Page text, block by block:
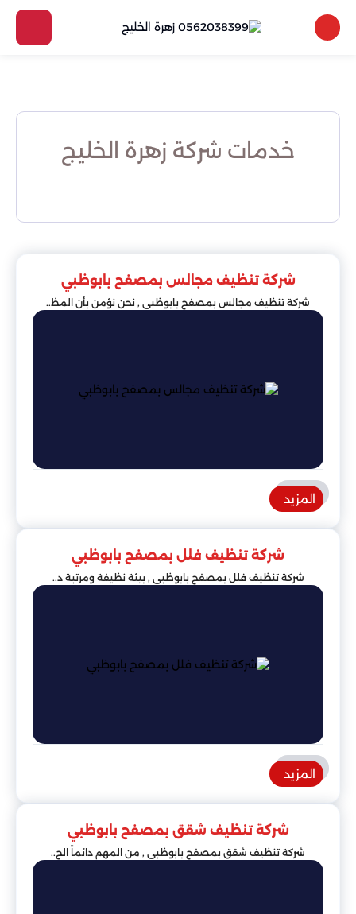
خدمات شركة زهرة الخليج
شركة تنظيف مجالس بمصفح بابوظبي
شركة تنظيف مجالس بمصفح بابوظبي , نحن نؤمن بأن المظ..
المزيد
شركة تنظيف فلل بمصفح بابوظبي
شركة تنظيف فلل بمصفح بابوظبي , بيئة نظيفة ومرتبة د..
المزيد
شركة تنظيف شقق بمصفح بابوظبي
شركة تنظيف شقق بمصفح بابوظبي , من المهم دائماً الح..